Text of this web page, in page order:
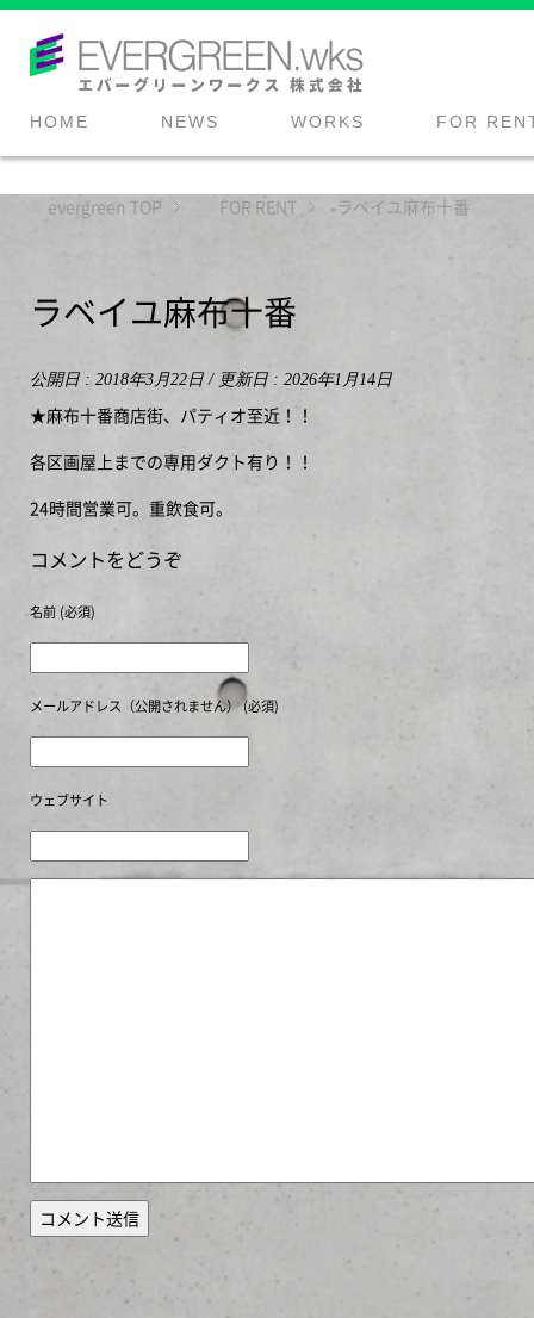
HOME NEWS WORKS FOR
evergreen TOP FOR RENT ラベイユ麻布十番
ラベイユ麻布十番
公開日 : 2018年3月22日 / 更新日 : 2026年1月14日
★麻布十番商店街、パティオ至近！！
各区画屋上までの専用ダクト有り！！
24時間営業可。重飲食可。
コメントをどうぞ
名前 (必須)
メールアドレス（公開されません）(必須)
ウェブサイト
コメント送信